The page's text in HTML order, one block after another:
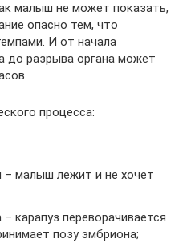
малыш не может показать,
опасно тем, что
И от начала
до разрыва органа может
процесса:
– малыш лежит и не хочет
карапуз переворачивается
позу эмбриона;